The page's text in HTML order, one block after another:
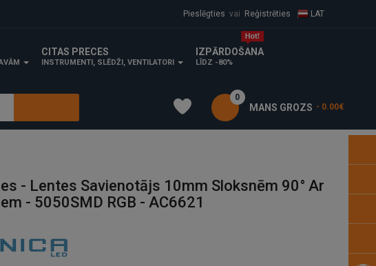
Pieslēgties vai Reģistrēties LAT
CITAS PRECES
INSTRUMENTI, SLĒDŽI, VENTILATORI
IZPĀRDOŠANA
LĪDZ -80%
MANS GROZS
0
- 0.00€
- Lentes Savienotājs 10mm Sloksnēm 90° Ar
- 5050SMD RGB - AC6621